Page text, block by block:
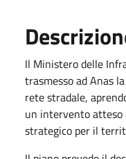
Il Ministero delle
trasmesso ad Anas
rete stradale,
un intervento atteso
strategico per il